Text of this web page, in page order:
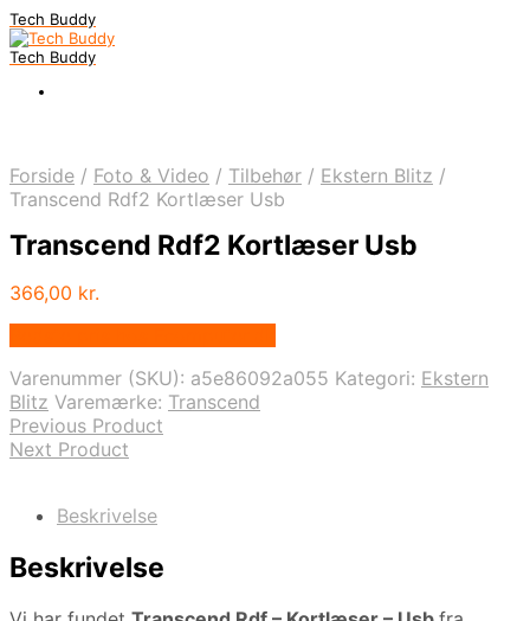
Tech Buddy
Tech Buddy
Forside / Foto & Video / Tilbehør / Ekstern Blitz /
Transcend Rdf2 Kortlæser Usb
Transcend Rdf2 Kortlæser Usb
366,00 kr.
Varenummer (SKU): a5e86092a055 Kategori: Ekstern
Blitz Varemærke: Transcend
Previous Product
Next Product
Beskrivelse
Beskrivelse